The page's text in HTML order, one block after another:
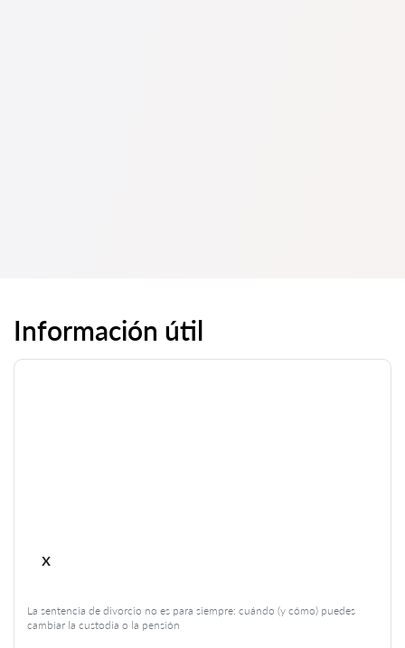
Información útil
x
La sentencia de divorcio no es para siempre: cuándo (y cómo) puedes
cambiar la custodia o la pensión